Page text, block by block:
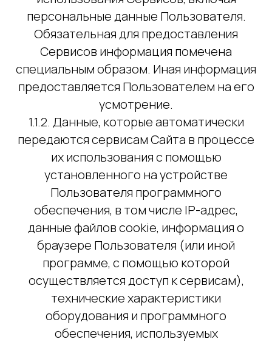
персональные данные Пользователя.
Обязательная для предоставления
Сервисов информация помечена
специальным образом. Иная информация
предоставляется Пользователем на его
усмотрение.
1.1.2. Данные, которые автоматически
передаются сервисам Сайта в процессе
их использования с помощью
установленного на устройстве
Пользователя программного
обеспечения, в том числе IP-адрес,
данные файлов cookie, информация о
браузере Пользователя (или иной
программе, с помощью которой
осуществляется доступ к сервисам),
технические характеристики
оборудования и программного
обеспечения, используемых